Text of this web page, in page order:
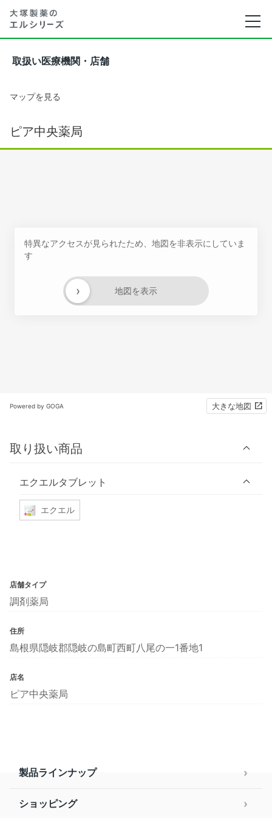
取扱い医療機関・店舗
マップを見る
ピア中央薬局
特異なアクセスが見られたため、地図を非表示にしていま
す
地図を表示
›
Powered by GOGA 大きな地図
取り扱い商品
エクエルタブレット
エクエル
店舗タイプ
調剤薬局
住所
島根県隠岐郡隠岐の島町西町八尾の一1番地1
店名
ピア中央薬局
製品ラインナップ
ショッピング